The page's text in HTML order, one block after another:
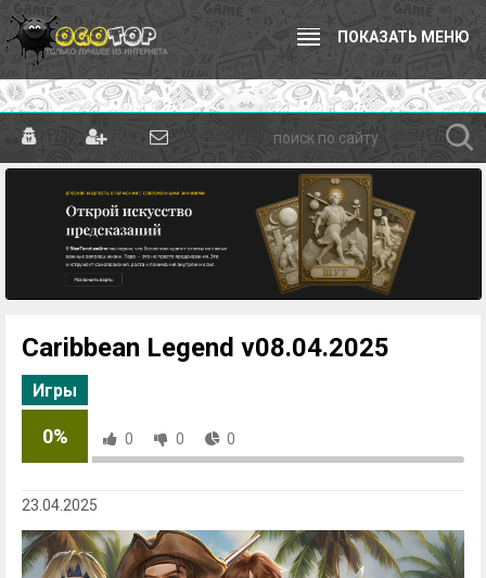
ПОКАЗАТЬ МЕНЮ
Caribbean Legend v08.04.2025
Игры
0% 0 0 0
23.04.2025